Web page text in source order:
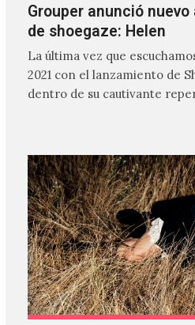
Grouper anunció
de shoegaze: Helen
La última vez que
2021 con el lanzamiento de
dentro de su cautivante